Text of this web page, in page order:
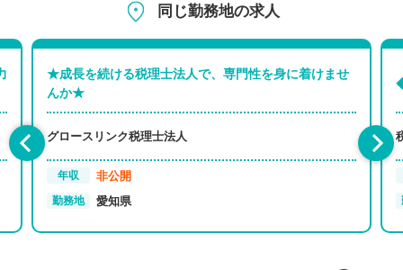
同じ勤務地の求人
★成長を続ける税理士法人で、専門性を身に着けませ
んか★
グロースリンク税理士法人
年収 非公開
勤務地 愛知県